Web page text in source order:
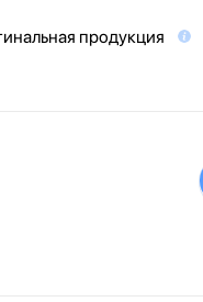
продукция